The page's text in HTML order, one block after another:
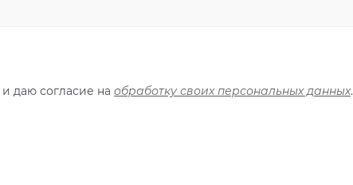
и даю согласие на обработку своих персональных данных.